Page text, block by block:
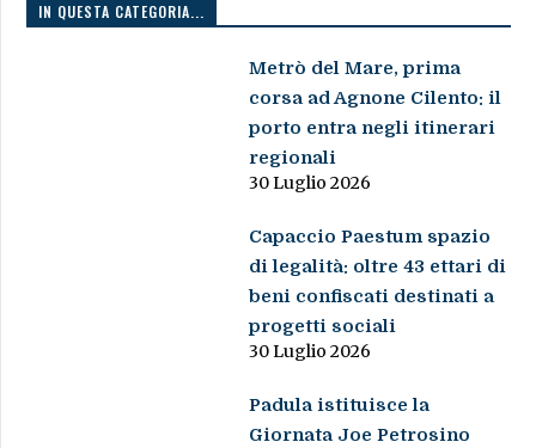
IN QUESTA CATEGORIA...
Metrò del Mare, prima
corsa ad Agnone Cilento: il
porto entra negli itinerari
regionali
30 Luglio 2026
Capaccio Paestum spazio
di legalità: oltre 43 ettari di
beni confiscati destinati a
progetti sociali
30 Luglio 2026
Padula istituisce la
Giornata Joe Petrosino